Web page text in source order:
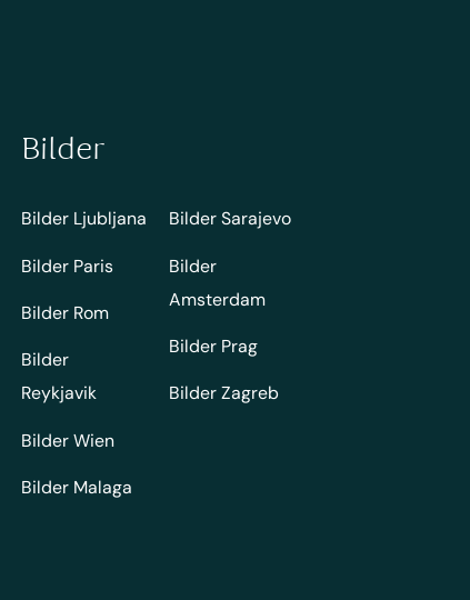
Bilder
Bilder Ljubljana
Bilder Paris
Bilder Rom
Bilder
Reykjavik
Bilder Wien
Bilder Malaga
Bilder Sarajevo
Bilder
Amsterdam
Bilder Prag
Bilder Zagreb